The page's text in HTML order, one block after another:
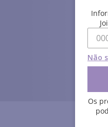
Não
Os